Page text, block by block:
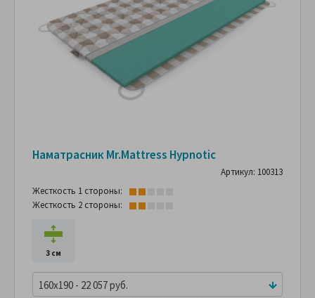
Наматрасник Mr.Mattress Hypnotic
Артикул: 100313
Жесткость 1 стороны:
Жесткость 2 стороны:
3 см
160x190 - 22 057 руб.